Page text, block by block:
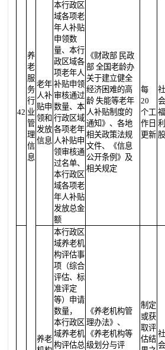
养
老
服
务
行
业
管
理
信
息
42
老年
人补
贴申
领和
发放
信息
本行政区
域各项老
年人补贴
申领数
量、本行
政区域各
项老年人
补贴申领
审核通过
数量、本
行政区域
各项老年
人补贴申
领审核通
过名单、
本行政区
域各项老
年人补贴
发放总金
额
《财政部 民政
部 全国老龄办
关于建立健全
经济困难的高
龄 失能等老年
人补贴制度的
通知》、各地
相关政策法规
文件、《信息
公开条例》及
相关规定
每
20
个工
作日
更新
社
会
福
利
股
养老
本行政区
域养老机
构评估事
项（综合
评估、标
准评定
等）申请
数量，
本行政区
域养老机
构评估总
《养老机构管
理办法》、
《养老机构等
级划分与评
制定
或获
取评
估结
社
会